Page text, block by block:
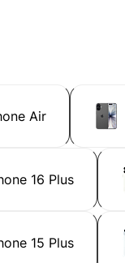
Air
16 Plus
15 Plus